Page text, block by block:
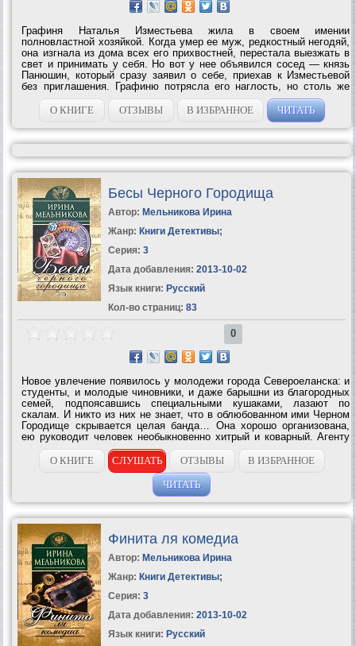
Графиня Наталья Изместьева жила в своем имении
полновластной хозяйкой. Когда умер ее муж, редкостный негодяй,
она изгнала из дома всех его прихвостней, перестала выезжать в
свет и принимать у себя. Но вот у нее объявился сосед — князь
Панюшин, который сразу заявил о себе, приехав к Изместьевой
без приглашения. Графиню потрясла его наглость, но столь же
сильно потрясла и личность князя. Он не был похож ни на одного
из ее скучных соседей....
О КНИГЕ ОТЗЫВЫ В ИЗБРАННОЕ ЧИТАТЬ
Бесы Черного Городища
Автор: Мельникова Ирина
Жанр: Книги Детективы;
Серия: 3
Дата добавления: 2013-10-02
Язык книги: Русский
Кол-во страниц: 83
0
Новое увлечение появилось у молодежи города Североеланска: и
студенты, и молодые чиновники, и даже барышни из благородных
семей, подпоясавшись специальными кушаками, лазают по
скалам. И никто из них не знает, что в облюбованном ими Черном
Городище скрывается целая банда… Она хорошо организована,
ею руководит человек необыкновенно хитрый и коварный. Агенту
сыскной полиции Алексею Полякову удалось выйти на нее, но
главаря взять не...
О КНИГЕ СЛУШАТЬ ОТЗЫВЫ
В ИЗБРАННОЕ
ЧИТАТЬ
Финита ля комедиа
Автор: Мельникова Ирина
Жанр: Книги Детективы;
Серия: 3
Дата добавления: 2013-10-02
Язык книги: Русский